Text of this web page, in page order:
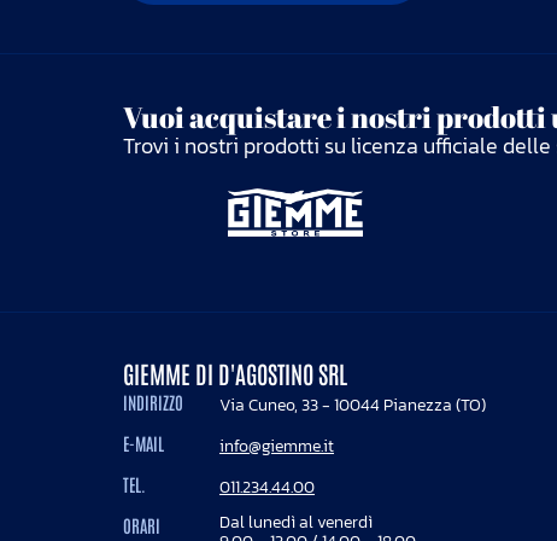
Vuoi acquistare i nostri
Trovi i nostri prodotti su licenza ufficiale
GIEMME DI D'AGOSTINO SRL
INDIRIZZO Via Cuneo, 33 - 10044 Pianezza (TO)
E-MAIL info@giemme.it
TEL. 011.234.44.00
ORARI Dal lunedì al venerdì